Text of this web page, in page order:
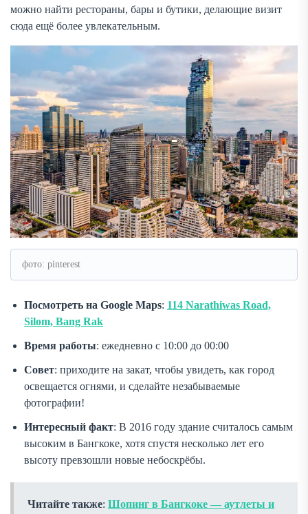
можно найти рестораны, бары и бутики, делающие визит
сюда ещё более увлекательным.
фото: pinterest
Посмотреть на Google Maps: 114 Narathiwas Road,
Silom, Bang Rak
Время работы: ежедневно с 10:00 до 00:00
Совет: приходите на закат, чтобы увидеть, как город
освещается огнями, и сделайте незабываемые
фотографии!
Интересный факт: В 2016 году здание считалось самым
высоким в Бангкоке, хотя спустя несколько лет его
высоту превзошли новые небоскрёбы.
Читайте также: Шопинг в Бангкоке — аутлеты и